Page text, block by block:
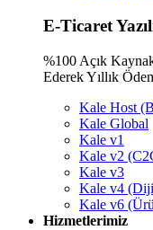
E-Ticaret
%100 Açık
Ederek Yıllık
Kale Host
Kale Global
Kale v1
Kale v2
Kale v3
Kale v4
Kale v6
Hizmetlerimiz